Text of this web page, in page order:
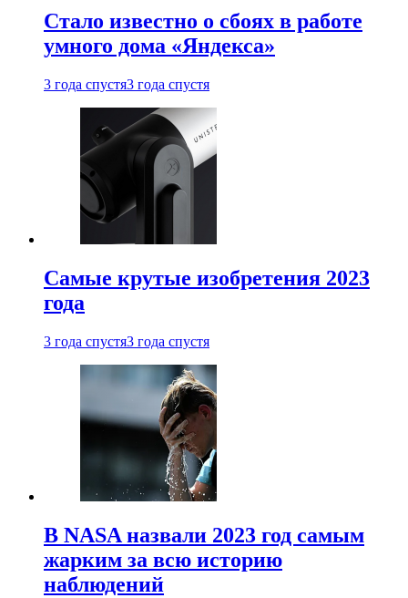
Стало известно о сбоях в работе
умного дома «Яндекса»
3 года спустя3 года спустя
Самые крутые изобретения 2023
года
3 года спустя3 года спустя
В NASA назвали 2023 год самым
жарким за всю историю
наблюдений